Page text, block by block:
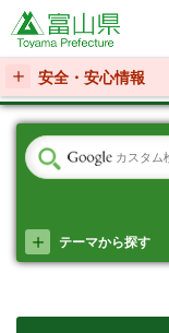
富山県
安全・安心情報
テーマから探す